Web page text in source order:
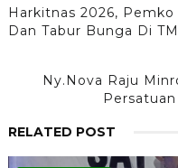
Harkitnas 2026,
Dan Tabur Bunga Di
Ny.Nova Raju
RELATED POST